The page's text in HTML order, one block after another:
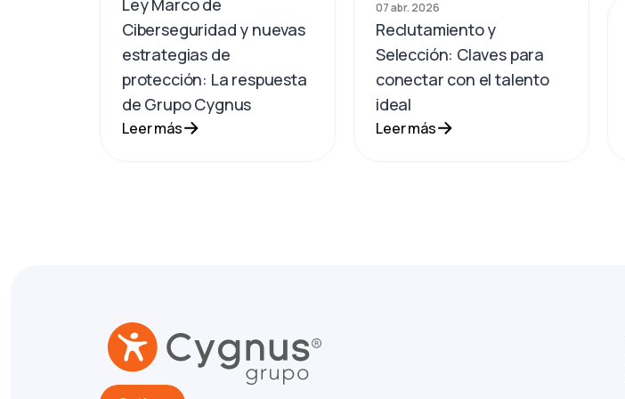
Ley Marco de
Ciberseguridad y nuevas
estrategias de
protección: La respuesta
de Grupo Cygnus
Leer más
07 abr. 2026
Reclutamiento y
Selección: Claves para
conectar con el talento
ideal
Leer más